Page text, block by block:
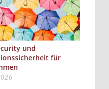
und
für